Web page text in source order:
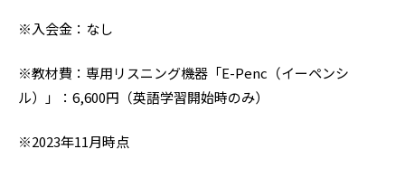
※入会金：なし
※教材費：専用リスニング機器「E-Penc（イーペンシ
ル）」：6,600円（英語学習開始時のみ）
※2023年11月時点